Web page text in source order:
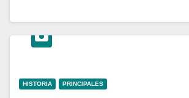
HISTORIA PRINCIPALES